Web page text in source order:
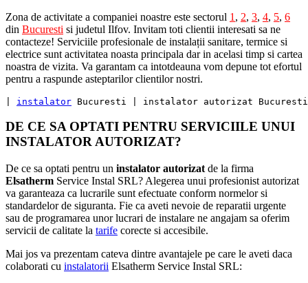
Zona de activitate a companiei noastre este sectorul 1 , 2, 3, 4, 5, 6
din Bucuresti si judetul Ilfov. Invitam toti clientii interesati sa ne
contacteze! Serviciile profesionale de instalații sanitare, termice si
electrice sunt activitatea noasta principala dar in acelasi timp si cartea
noastra de vizita. Va garantam ca intotdeauna vom depune tot efortul
pentru a raspunde asteptarilor clientilor nostri.
instalator Bucuresti | instalator autorizat
DE CE SA OPTATI PENTRU SERVICIILE UNUI
INSTALATOR AUTORIZAT?
De ce sa optati pentru un instalator autorizat de la firma
Elsatherm Service Instal SRL? Alegerea unui profesionist autorizat
va garanteaza ca lucrarile sunt efectuate conform normelor si
standardelor de siguranta. Fie ca aveti nevoie de reparatii urgente
sau de programarea unor lucrari de instalare ne angajam sa oferim
servicii de calitate la tarife corecte si accesibile.
Mai jos va prezentam cateva dintre avantajele pe care le aveti daca
colaborati cu instalatorii Elsatherm Service Instal SRL: